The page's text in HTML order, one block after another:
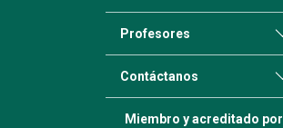
Profesores
Contáctanos
Miembro y acreditado por